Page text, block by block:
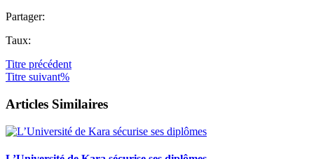
Partager:
Taux:
Titre précédent
Titre suivant%
Articles Similaires